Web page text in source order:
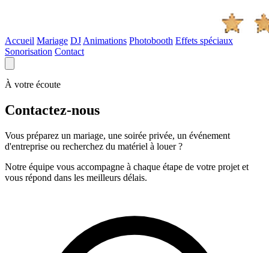
Accueil Mariage DJ Animations Photobooth Effets spéciaux
Sonorisation Contact
À votre écoute
Contactez-nous
Vous préparez un mariage, une soirée privée, un événement
d'entreprise ou recherchez du matériel à louer ?
Notre équipe vous accompagne à chaque étape de votre projet et
vous répond dans les meilleurs délais.